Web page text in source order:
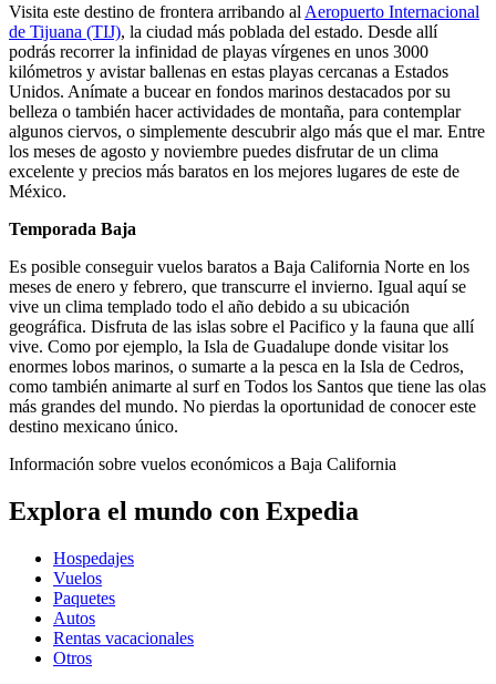
Visita este destino de frontera arribando al Aeropuerto Internacional
de Tijuana (TIJ), la ciudad más poblada del estado. Desde allí
podrás recorrer la infinidad de playas vírgenes en unos 3000
kilómetros y avistar ballenas en estas playas cercanas a Estados
Unidos. Anímate a bucear en fondos marinos destacados por su
belleza o también hacer actividades de montaña, para contemplar
algunos ciervos, o simplemente descubrir algo más que el mar. Entre
los meses de agosto y noviembre puedes disfrutar de un clima
excelente y precios más baratos en los mejores lugares de este de
México.
Temporada Baja
Es posible conseguir vuelos baratos a Baja California Norte en los
meses de enero y febrero, que transcurre el invierno. Igual aquí se
vive un clima templado todo el año debido a su ubicación
geográfica. Disfruta de las islas sobre el Pacifico y la fauna que allí
vive. Como por ejemplo, la Isla de Guadalupe donde visitar los
enormes lobos marinos, o sumarte a la pesca en la Isla de Cedros,
como también animarte al surf en Todos los Santos que tiene las olas
más grandes del mundo. No pierdas la oportunidad de conocer este
destino mexicano único.
Información sobre vuelos económicos a Baja California
Explora el mundo con Expedia
Hospedajes
Vuelos
Paquetes
Autos
Rentas vacacionales
Otros